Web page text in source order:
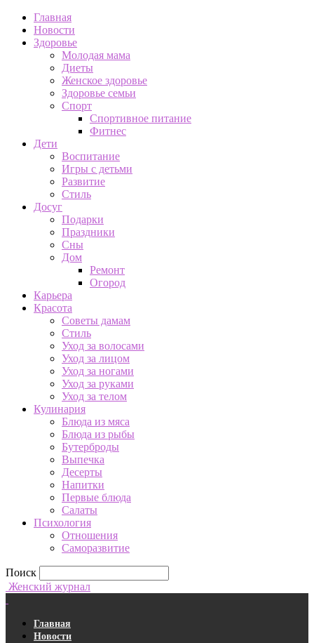
Главная
Новости
Здоровье
Молодая мама
Диеты
Женское здоровье
Здоровье семьи
Спорт
Спортивное питание
Фитнес
Дети
Воспитание
Игры с детьми
Развитие
Стиль
Досуг
Подарки
Праздники
Сны
Дом
Ремонт
Огород
Карьера
Красота
Советы дамам
Стиль
Уход за волосами
Уход за лицом
Уход за ногами
Уход за руками
Уход за телом
Кулинария
Блюда из мяса
Блюда из рыбы
Бутерброды
Выпечка
Десерты
Напитки
Первые блюда
Салаты
Психология
Отношения
Саморазвитие
Поиск
Женский журнал
Главная
Новости